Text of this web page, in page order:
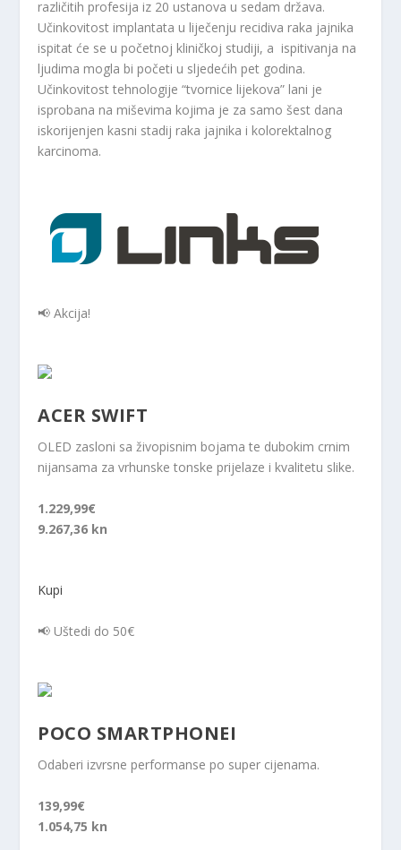
različitih profesija iz 20 ustanova u sedam država.
Učinkovitost implantata u liječenju recidiva raka jajnika
ispitat će se u početnoj kliničkoj studiji, a ispitivanja na
ljudima mogla bi početi u sljedećih pet godina.
Učinkovitost tehnologije “tvornice lijekova” lani je
isprobana na miševima kojima je za samo šest dana
iskorijenjen kasni stadij raka jajnika i kolorektalnog
karcinoma.
📢 Akcija!
ACER SWIFT
OLED zasloni sa živopisnim bojama te dubokim crnim
nijansama za vrhunske tonske prijelaze i kvalitetu slike.
1.229,99€
9.267,36 kn
Kupi
📢 Uštedi do 50€
POCO SMARTPHONEI
Odaberi izvrsne performanse po super cijenama.
139,99€
1.054,75 kn